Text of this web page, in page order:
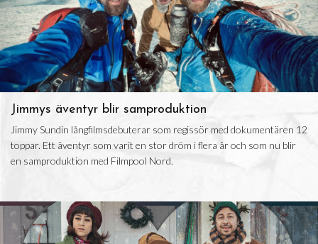
Jimmys äventyr blir samproduktion
Jimmy Sundin långfilmsdebuterar som regissör med dokumentären 12
toppar. Ett äventyr som varit en stor dröm i flera år och som nu blir
en samproduktion med Filmpool Nord.